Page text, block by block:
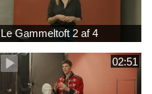
Le Gammeltoft 2 af 4
02:51